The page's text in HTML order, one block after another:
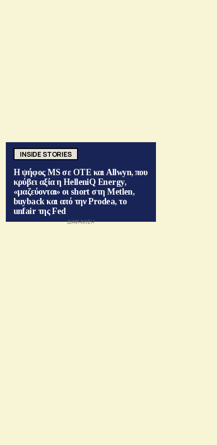
INSIDE STORIES
Η ψήφος MS σε ΟΤΕ και Allwyn, που
κρύβει αξία η HelleniQ Energy,
«μαζεύονται» οι short στη Metlen,
buyback και από την Prodea, το
unfair της Fed